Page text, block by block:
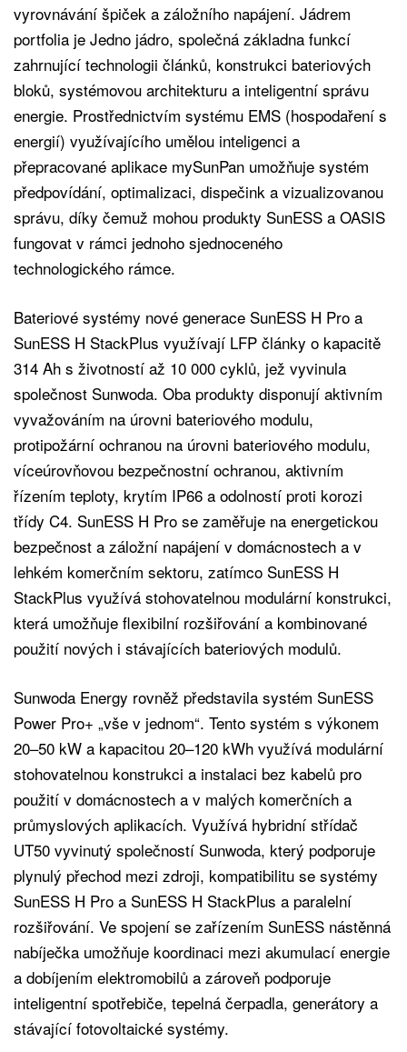
vyrovnávání špiček a záložního napájení. Jádrem
portfolia je Jedno jádro, společná základna funkcí
zahrnující technologii článků, konstrukci bateriových
bloků, systémovou architekturu a inteligentní správu
energie. Prostřednictvím systému EMS (hospodaření s
energií) využívajícího umělou inteligenci a
přepracované aplikace mySunPan umožňuje systém
předpovídání, optimalizaci, dispečink a vizualizovanou
správu, díky čemuž mohou produkty SunESS a OASIS
fungovat v rámci jednoho sjednoceného
technologického rámce.
Bateriové systémy nové generace SunESS H Pro a
SunESS H StackPlus využívají LFP články o kapacitě
314 Ah s životností až 10 000 cyklů, jež vyvinula
společnost Sunwoda. Oba produkty disponují aktivním
vyvažováním na úrovni bateriového modulu,
protipožární ochranou na úrovni bateriového modulu,
víceúrovňovou bezpečnostní ochranou, aktivním
řízením teploty, krytím IP66 a odolností proti korozi
třídy C4. SunESS H Pro se zaměřuje na energetickou
bezpečnost a záložní napájení v domácnostech a v
lehkém komerčním sektoru, zatímco SunESS H
StackPlus využívá stohovatelnou modulární konstrukci,
která umožňuje flexibilní rozšiřování a kombinované
použití nových i stávajících bateriových modulů.
Sunwoda Energy rovněž představila systém SunESS
Power Pro+ „vše v jednom“. Tento systém s výkonem
20–50 kW a kapacitou 20–120 kWh využívá modulární
stohovatelnou konstrukci a instalaci bez kabelů pro
použití v domácnostech a v malých komerčních a
průmyslových aplikacích. Využívá hybridní střídač
UT50 vyvinutý společností Sunwoda, který podporuje
plynulý přechod mezi zdroji, kompatibilitu se systémy
SunESS H Pro a SunESS H StackPlus a paralelní
rozšiřování. Ve spojení se zařízením SunESS nástěnná
nabíječka umožňuje koordinaci mezi akumulací energie
a dobíjením elektromobilů a zároveň podporuje
inteligentní spotřebiče, tepelná čerpadla, generátory a
stávající fotovoltaické systémy.